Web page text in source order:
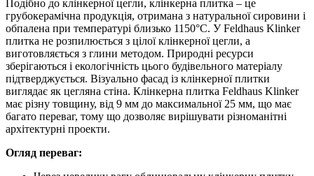
Подібно до клінкерної цегли, клінкерна плитка – це
грубокерамічна продукція, отримана з натуральної сировини і
обпалена при температурі близько 1150°C. У Feldhaus Klinker
плитка не розпилюється з цілої клінкерної цегли, а
виготовляється з глини методом. Природні ресурси
зберігаються і екологічність цього будівельного матеріалу
підтверджується. Візуально фасад із клінкерної плитки
виглядає як цегляна стіна. Клінкерна плитка Feldhaus Klinker
має різну товщину, від 9 мм до максимальної 25 мм, що має
багато переваг, тому що дозволяє вирішувати різноманітні
архітектурні проекти.
Огляд переваг: